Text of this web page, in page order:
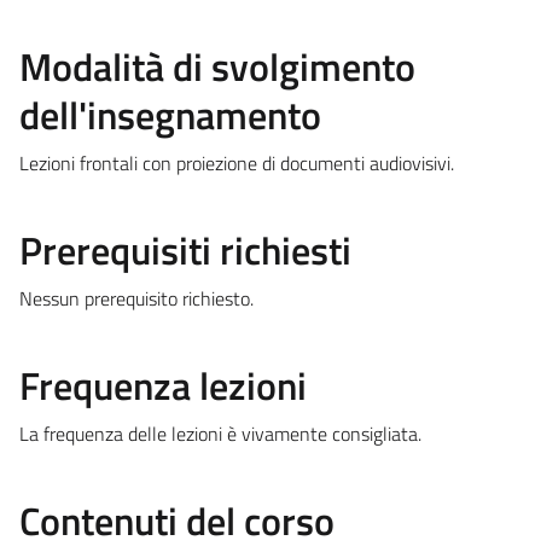
Modalità di svolgimento
dell'insegnamento
Lezioni frontali con proiezione di documenti audiovisivi.
Prerequisiti richiesti
Nessun prerequisito richiesto.
Frequenza lezioni
La frequenza delle lezioni è vivamente consigliata.
Contenuti del corso